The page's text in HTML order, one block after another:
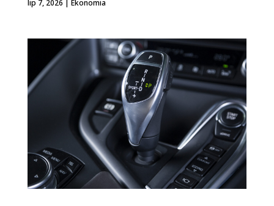
lip 7, 2026 | Ekonomia